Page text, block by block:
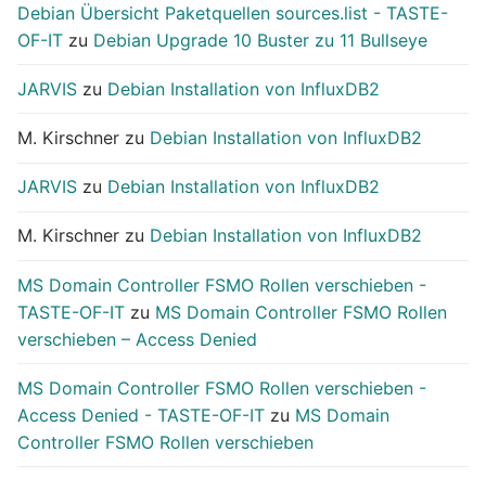
Debian Übersicht Paketquellen sources.list - TASTE-
OF-IT zu Debian Upgrade 10 Buster zu 11 Bullseye
JARVIS zu Debian Installation von InfluxDB2
M. Kirschner zu Debian Installation von InfluxDB2
JARVIS zu Debian Installation von InfluxDB2
M. Kirschner zu Debian Installation von InfluxDB2
MS Domain Controller FSMO Rollen verschieben -
TASTE-OF-IT zu MS Domain Controller FSMO Rollen
verschieben – Access Denied
MS Domain Controller FSMO Rollen verschieben -
Access Denied - TASTE-OF-IT zu MS Domain
Controller FSMO Rollen verschieben